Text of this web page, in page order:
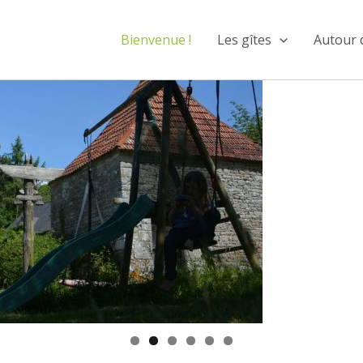
Bienvenue ! Les gîtes Autour